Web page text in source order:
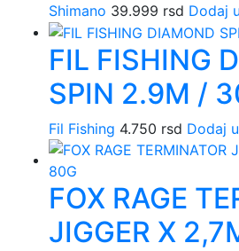
Shimano 39.999 rsd Dodaj
FIL FISHING
SPIN 2.9M /
Fil Fishing 4.750 rsd Dodaj
FOX RAGE
JIGGER X